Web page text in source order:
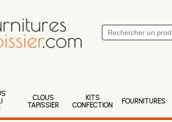
CLOUS
TAPISSIER
KITS
CONFECTION
FOURNITURES